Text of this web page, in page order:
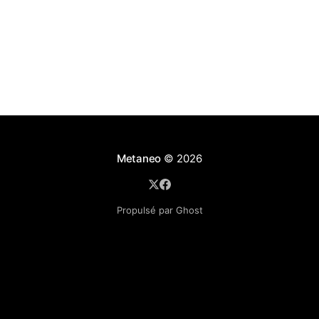
Metaneo © 2026
Propulsé par Ghost